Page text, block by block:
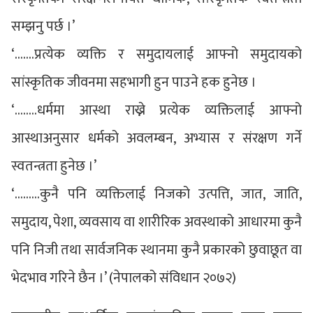
सम्झनु पर्छ ।’
‘…….प्रत्येक व्यक्ति र समुदायलाई आफ्नो समुदायको
सांस्कृतिक जीवनमा सहभागी हुन पाउने हक हुनेछ ।
‘……..धर्ममा आस्था राख्ने प्रत्येक व्यक्तिलाई आफ्नो
आस्थाअनुसार धर्मको अवलम्बन, अभ्यास र संरक्षण गर्ने
स्वतन्त्रता हुनेछ ।’
‘………कुनै पनि व्यक्तिलाई निजको उत्पत्ति, जात, जाति,
समुदाय, पेशा, व्यवसाय वा शारीरिक अवस्थाको आधारमा कुनै
पनि निजी तथा सार्वजनिक स्थानमा कुनै प्रकारको छुवाछूत वा
भेदभाव गरिने छैन ।’ (नेपालको संविधान २०७२)